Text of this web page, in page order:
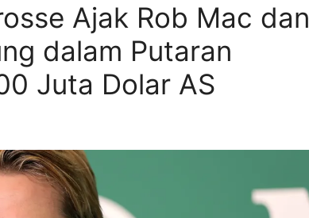
Ajak Rob Mac dan
dalam Putaran
Juta Dolar AS